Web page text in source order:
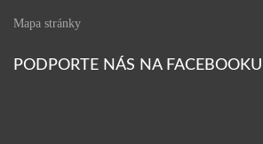
Mapa stránky
PODPORTE NÁS NA FACEBOOKU